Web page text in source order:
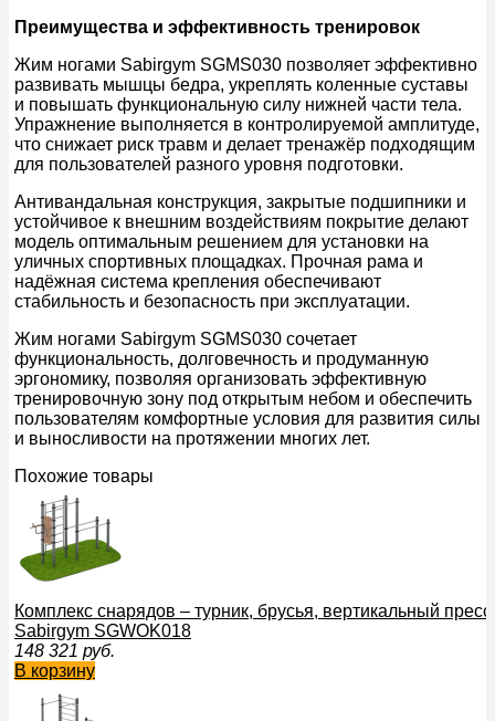
Преимущества и эффективность тренировок
Жим ногами Sabirgym SGMS030 позволяет эффективно
развивать мышцы бедра, укреплять коленные суставы
и повышать функциональную силу нижней части тела.
Упражнение выполняется в контролируемой амплитуде,
что снижает риск травм и делает тренажёр подходящим
для пользователей разного уровня подготовки.
Антивандальная конструкция, закрытые подшипники и
устойчивое к внешним воздействиям покрытие делают
модель оптимальным решением для установки на
уличных спортивных площадках. Прочная рама и
надёжная система крепления обеспечивают
стабильность и безопасность при эксплуатации.
Жим ногами Sabirgym SGMS030 сочетает
функциональность, долговечность и продуманную
эргономику, позволяя организовать эффективную
тренировочную зону под открытым небом и обеспечить
пользователям комфортные условия для развития силы
и выносливости на протяжении многих лет.
Похожие товары
Комплекс снарядов – турник, брусья, вертикальный
Sabirgym SGWOK018
148 321 руб.
В корзину